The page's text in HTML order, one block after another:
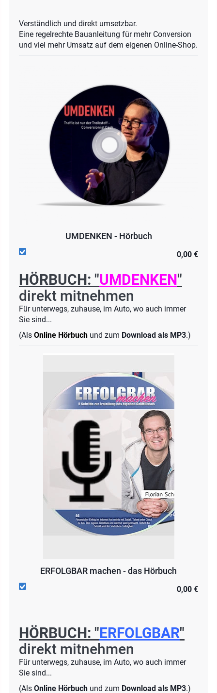
Verständlich und direkt umsetzbar.
Eine regelrechte Bauanleitung für mehr Conversion
und viel mehr Umsatz auf dem eigenen Online-Shop.
UMDENKEN - Hörbuch
0,00 €
HÖRBUCH: "UMDENKEN"
direkt mitnehmen
Für unterwegs, zuhause, im Auto, wo auch immer
Sie sind...
(Als Online Hörbuch und zum Download als MP3.)
ERFOLGBAR machen - das Hörbuch
0,00 €
HÖRBUCH: "ERFOLGBAR"
direkt mitnehmen
Für unterwegs, zuhause, im Auto, wo auch immer
Sie sind...
(Als Online Hörbuch und zum Download als MP3.)